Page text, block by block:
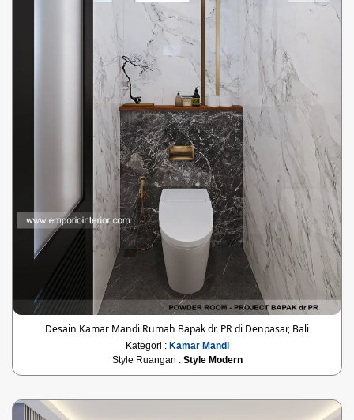
Desain Kamar Mandi Rumah Bapak dr. PR di Denpasar, Bali
Kategori : Kamar Mandi
Style Ruangan : Style Modern